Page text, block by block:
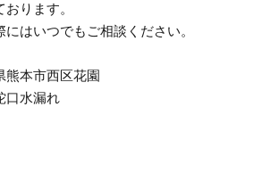
ります。
はいつでもご相談ください。
熊本市西区花園
口水漏れ